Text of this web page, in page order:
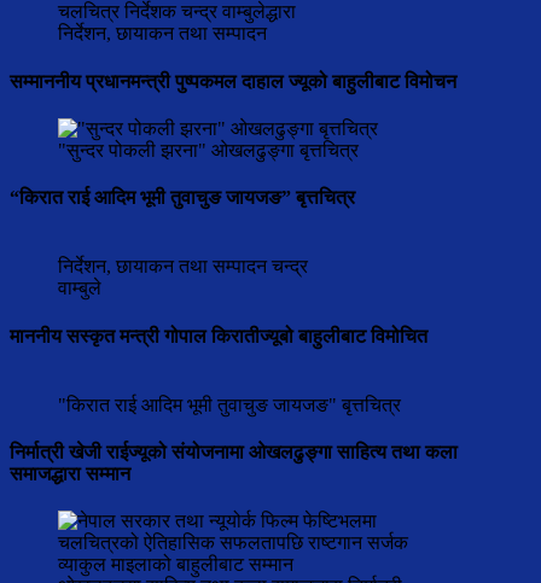
चलचित्र निर्देशक चन्द्र वाम्बुलेद्धारा
निर्देशन, छायाकन तथा सम्पादन
सम्माननीय प्रधानमन्त्री पुष्पकमल दाहाल ज्यूको बाहुलीबाट विमोचन
"सुन्दर पोकली झरना" ओखलढुङ्गा बृत्तचित्र
“किरात राई आदिम भूमी तुवाचुङ जायजङ” बृत्तचित्र
निर्देशन, छायाकन तथा सम्पादन चन्द्र
वाम्बुले
माननीय सस्कृत मन्त्री गोपाल किरातीज्यूबो बाहुलीबाट विमोचित
"किरात राई आदिम भूमी तुवाचुङ जायजङ" बृत्तचित्र
निर्मात्री खेजी राईज्यूको संयोजनामा ओखलढुङ्गा साहित्य तथा कला
समाजद्धारा सम्मान